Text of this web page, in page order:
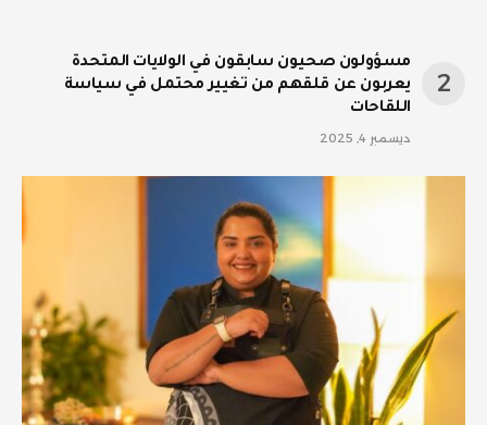
مسؤولون صحيون سابقون في الولايات المتحدة
يعربون عن قلقهم من تغيير محتمل في سياسة
اللقاحات
ديسمبر 4, 2025